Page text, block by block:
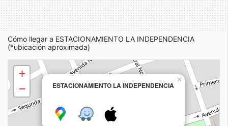
Cómo llegar a ESTACIONAMIENTO LA INDEPENDENCIA
(*ubicación aproximada)
ESTACIONAMIENTO LA INDEPENDENCIA
×
+
−